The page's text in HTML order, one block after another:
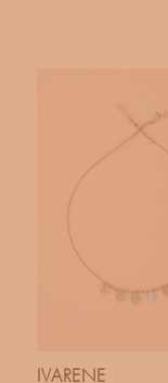
IVARENE